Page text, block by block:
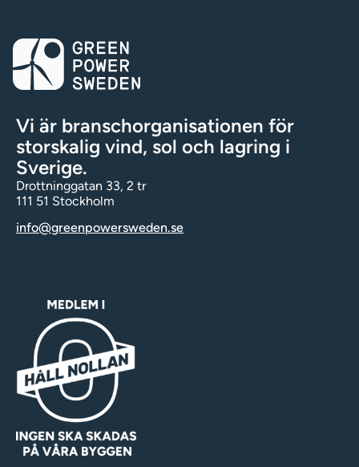
Vi är branschorganisationen för
storskalig vind, sol och lagring i
Sverige.
Drottninggatan 33, 2 tr
111 51 Stockholm
info@greenpowersweden.se